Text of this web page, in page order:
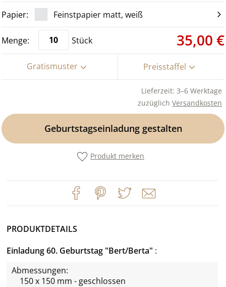
Feinstpapier matt, weiß
Stück 35,00 €
Gratismuster Preisstaffel
Lieferzeit: 3–6 Werktage
zuzüglich Versandkosten
Geburtstagseinladung gestalten
Produkt merken
PRODUKTDETAILS
Einladung 60. Geburtstag "Bert/Berta"
Abmessungen:
150 x 150 mm - geschlossen